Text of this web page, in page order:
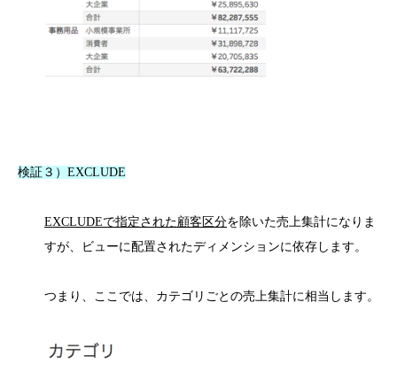
検証３）EXCLUDE
EXCLUDEで指定された顧客区分を除いた売上集計になりま
すが、ビューに配置されたディメンションに依存します。
つまり、ここでは、カテゴリごとの売上集計に相当します。